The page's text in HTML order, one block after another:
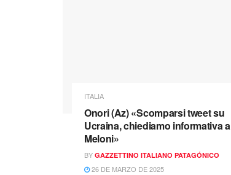
ITALIA
Onori (Az) «Scomparsi tweet su
Ucraina, chiediamo informativa a
Meloni»
BY GAZZETTINO ITALIANO PATAGÓNICO
26 DE MARZO DE 2025